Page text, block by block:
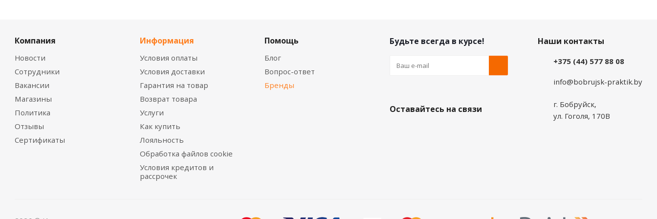
Компания
Новости
Сотрудники
Вакансии
Магазины
Политика
Отзывы
Сертификаты
Информация
Условия оплаты
Условия доставки
Гарантия на товар
Возврат товара
Услуги
Как купить
Лояльность
Обработка файлов cookie
Условия кредитов и
рассрочек
Помощь
Блог
Вопрос-ответ
Бренды
Будьте всегда в курсе!
Оставайтесь на связи
Наши контакты
+375 (44) 577 88 08
info@bobrujsk-praktik.by
г. Бобруйск,
ул. Гоголя, 170В